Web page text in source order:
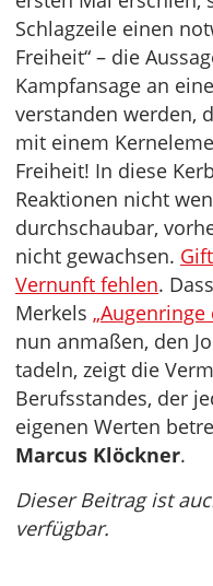
Schlagzeile einen
Freiheit“ – die
Kampfansage an
verstanden werden,
mit einem
Freiheit! In diese
Reaktionen nicht
durchschaubar,
nicht gewachsen.
Vernunft fehlen.
Merkels „Augenringe
nun anmaßen, den
tadeln, zeigt die
Berufsstandes, der
eigenen Werten
Marcus Klöckner.
Dieser Beitrag ist
verfügbar.